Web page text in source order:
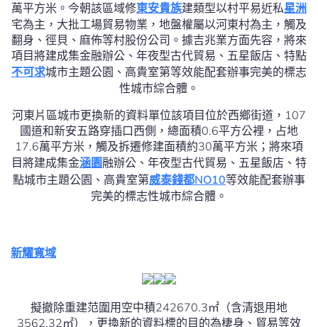
萬平方米。今朝該區域修東安貴族建類型以村平易近私星洲
宅為主，大批工場貿易物業，地盤權屬以河東村為主，觸及
翻身、徑貝、麻佈等村股份公司。據吉兆業方面先容，將來
項目將建成集金融辦公、年夜型古代貿易、五星飯店、特點
不可求城市主題公園、高貴室第等效能配套辦事完美的標志
性城市綜合體。
河東片區城市更換新的資料單位該項目位於西鄉街道，107
國道和新安五路穿插口西側，總面積0.6平方公裡，占地
17.6萬平方米，觸及拆遷修建面積約30萬平方米；將來項
目將建成集金涵園融辦公、年夜型古代貿易、五星飯店、特
點城市主題公園、高貴室第威泰錢都NO10等效能配套辦事
完美的標志性城市綜合體。
新耀寬域
擬撤除重建范圍用空中積242670.3㎡（含清退用地
3562.32㎡），更換新的資料標的目的為棲身、貿易等效